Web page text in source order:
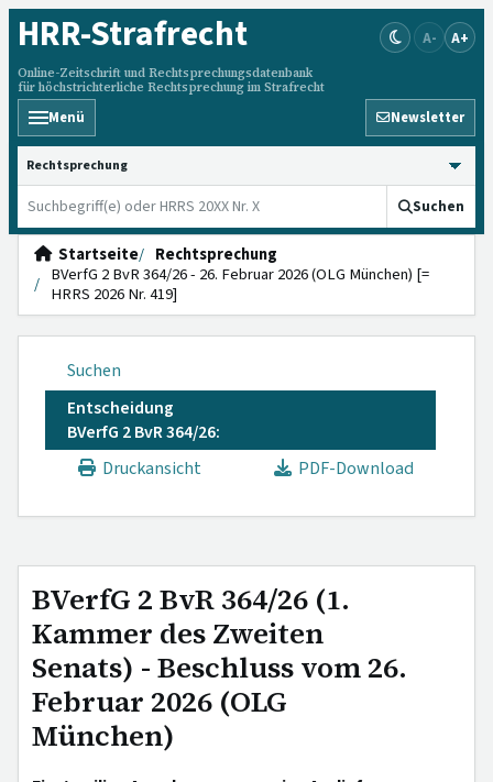
HRR-Strafrecht
Online-Zeitschrift und Rechtsprechungsdatenbank
für höchstrichterliche Rechtsprechung im Strafrecht
A- A+
Menü Newsletter
HRRS durchsuchen
Suchen
Startseite
Rechtsprechung
BVerfG 2 BvR 364/26 - 26. Februar 2026 (OLG München) [=
HRRS 2026 Nr. 419]
Suchen
Entscheidung
BVerfG 2 BvR 364/26:
Druckansicht
PDF-Download
BVerfG 2 BvR 364/26 (1.
Kammer des Zweiten
Senats) - Beschluss vom 26.
Februar 2026 (OLG
München)